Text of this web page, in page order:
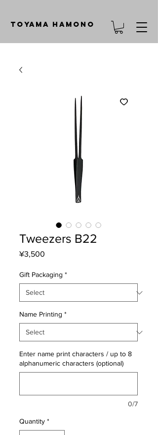
TOYAMA HAMONO
Tweezers B22
¥3,500
Gift Packaging *
Name Printing *
Enter name print characters / up to 8
alphanumeric characters (optional)
0/7
Quantity *